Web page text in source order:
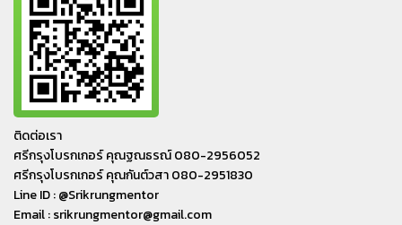
ติดต่อเรา
ศรีกรุงโบรกเกอร์ คุณฐณธรณ์ 080-2956052
ศรีกรุงโบรกเกอร์ คุณกันต์วสา 080-2951830
Line ID : @Srikrungmentor
Email : srikrungmentor@gmail.com